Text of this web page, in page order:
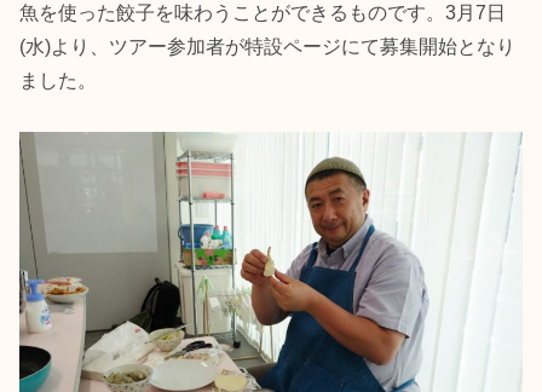
魚を使った餃子を味わうことができるものです。3月7日
(水)より、ツアー参加者が特設ページにて募集開始となり
ました。